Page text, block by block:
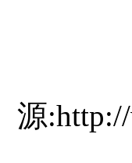
源